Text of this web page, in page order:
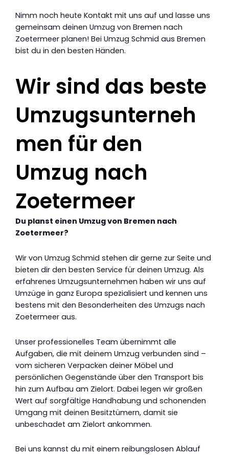
Nimm noch heute Kontakt mit uns auf und lasse uns
gemeinsam deinen Umzug von Bremen nach
Zoetermeer planen! Bei Umzug Schmid aus Bremen
bist du in den besten Händen.
Wir sind das beste
Umzugsunterneh
men für den
Umzug nach
Zoetermeer
Du planst einen Umzug von Bremen nach
Zoetermeer?
Wir von Umzug Schmid stehen dir gerne zur Seite und
bieten dir den besten Service für deinen Umzug. Als
erfahrenes Umzugsunternehmen haben wir uns auf
Umzüge in ganz Europa spezialisiert und kennen uns
bestens mit den Besonderheiten des Umzugs nach
Zoetermeer aus.
Unser professionelles Team übernimmt alle
Aufgaben, die mit deinem Umzug verbunden sind –
vom sicheren Verpacken deiner Möbel und
persönlichen Gegenstände über den Transport bis
hin zum Aufbau am Zielort. Dabei legen wir großen
Wert auf sorgfältige Handhabung und schonenden
Umgang mit deinen Besitztümern, damit sie
unbeschadet am Zielort ankommen.
Bei uns kannst du mit einem reibungslosen Ablauf